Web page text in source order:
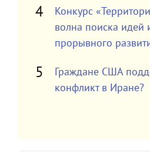
Конкурс
волна поиска идей
прорывного
Граждане США
конфликт в Иране?